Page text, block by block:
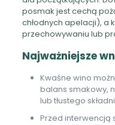
posmak jest cechą
chłodnych apelacji), a
przechowywaniu lub
Najważniejsze
Kwaśne wino
balans smakowy,
lub tłustego
Przed interwencją